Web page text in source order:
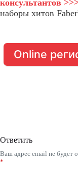
консультантов
наборы хитов
Online
Ответить
Ваш адрес email не будет
*